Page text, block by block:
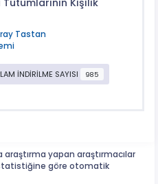
Tastan
İNDİRİLME SAYISI 985
araştırma yapan araştırmacılar
göre otomatik